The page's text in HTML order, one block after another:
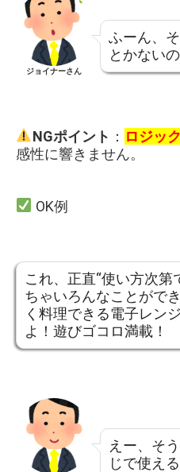
ジョイナーさん
ふーん、
とかない
NGポイント ： ロジッ
感性に響きません。
OK例
これ、正直“使い方次第
ちゃいろんなことがで
く料理できる電子レン
よ！遊びゴコロ満載！
えー、そ
じで使え